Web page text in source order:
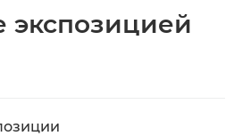
экспозицией